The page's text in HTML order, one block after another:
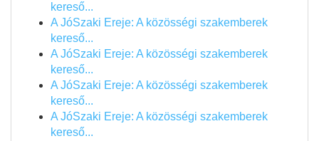
kereső...
A JóSzaki Ereje: A közösségi szakemberek
kereső...
A JóSzaki Ereje: A közösségi szakemberek
kereső...
A JóSzaki Ereje: A közösségi szakemberek
kereső...
A JóSzaki Ereje: A közösségi szakemberek
kereső...